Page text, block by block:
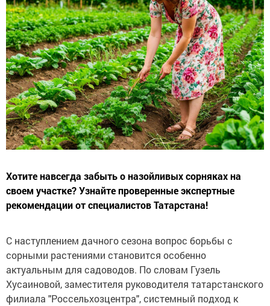
Хотите навсегда забыть о назойливых сорняках на
своем участке? Узнайте проверенные экспертные
рекомендации от специалистов Татарстана!
С наступлением дачного сезона вопрос борьбы с
сорными растениями становится особенно
актуальным для садоводов. По словам Гузель
Хусаиновой, заместителя руководителя татарстанского
филиала "Россельхозцентра", системный подход к